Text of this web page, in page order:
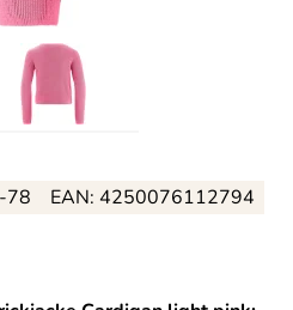
78 EAN: 4250076112794